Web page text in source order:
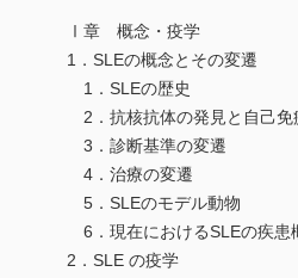
Ⅰ章 概念・疫学
1．SLEの概念とその変遷
1．SLEの歴史
2．抗核抗体の発見と自己免
3．診断基準の変遷
4．治療の変遷
5．SLEのモデル動物
6．現在におけるSLEの疾患
2．SLE の疫学